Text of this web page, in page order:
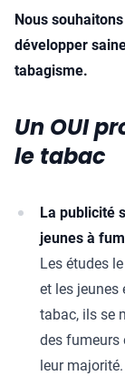
Nous
développer
tabagisme.
Un OUI
le tabac
La publicité
jeunes à
Les études
et les jeunes
tabac, ils se
des fumeurs
leur majorité.